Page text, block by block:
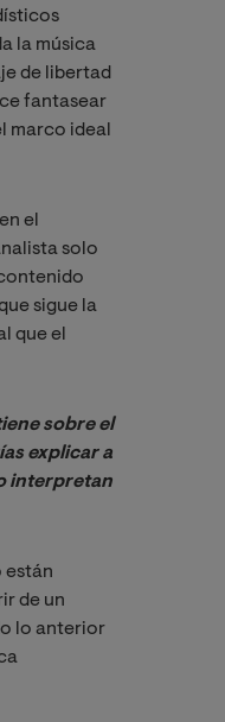
la música
de libertad
fantasear
marco ideal
el
solo
sigue la
que el
sobre el
explicar a
interpretan
están
de un
lo anterior